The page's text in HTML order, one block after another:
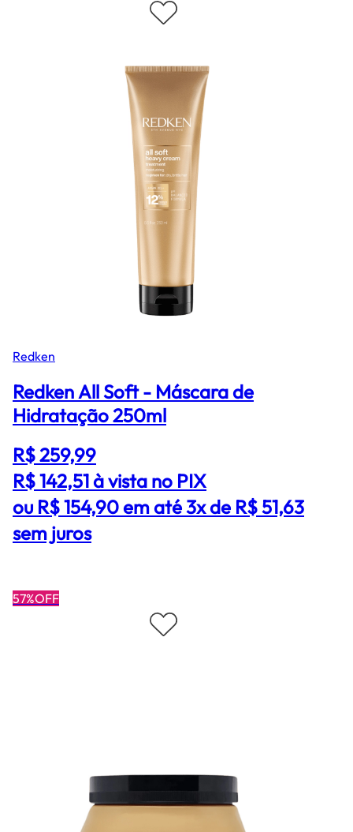
Redken
Redken All Soft - Máscara de
Hidratação 250ml
R$ 259,99
R$ 142,51à vista no PIX
ou R$ 154,90 em até 3x de R$ 51,63
sem juros
57%OFF